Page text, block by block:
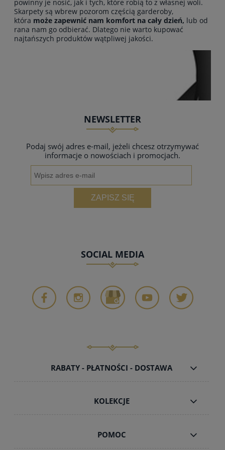
powinny je nosić, jak i tych, które robią to z własnej woli.
Skarpety są wbrew pozorom częścią garderoby,
która może zapewnić nam komfort na cały dzień, lub od
rana nam go odbierać. Dlatego nie warto kupować
najtańszych produktów wątpliwej jakości.
NEWSLETTER
Podaj swój adres e-mail, jeżeli chcesz otrzymywać
informacje o nowościach i promocjach.
ZAPISZ SIĘ
SOCIAL MEDIA
RABATY - PŁATNOŚCI - DOSTAWA
KOLEKCJE
POMOC